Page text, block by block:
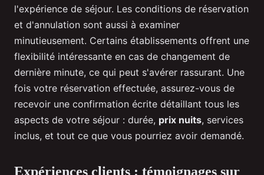
l'expérience de séjour. Les conditions de réservation
et d'annulation sont aussi à examiner
minutieusement. Certains établissements offrent une
flexibilité intéressante en cas de changement de
dernière minute, ce qui peut s'avérer rassurant. Une
fois votre réservation effectuée, assurez-vous de
recevoir une confirmation écrite détaillant tous les
aspects de votre séjour : durée, prix nuits, services
inclus, et tout ce que vous pourriez avoir demandé.
Expériences clients : témoignages sur